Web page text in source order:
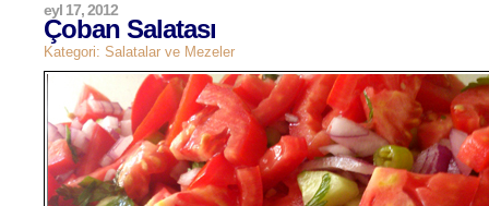
Çoban Salatası
eyl 17, 2012
Kategori: Salatalar ve Mezeler